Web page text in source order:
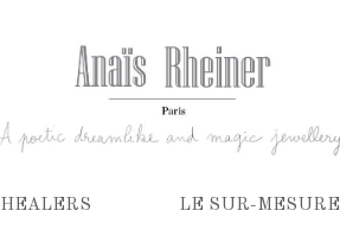
HEALERS LE SUR-MESURE